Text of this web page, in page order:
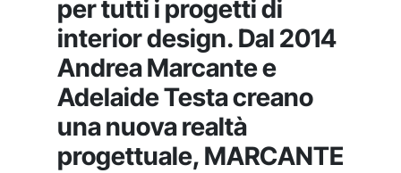
per tutti i progetti di
interior design. Dal 2014
Andrea Marcante e
Adelaide Testa creano
una nuova realtà
progettuale, MARCANTE